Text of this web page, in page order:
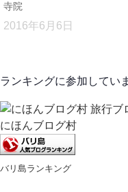
寺院
2016年6月6日
ランキングに参加してい
にほんブログ村
バリ島ランキング